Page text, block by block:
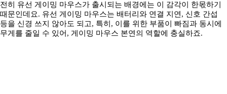
전히 유선 게이밍 마우스가 출시되는 배경에는 이 감각이 한몫하기
때문인데요. 유선 게이밍 마우스는 배터리와 연결 지연, 신호 간섭
등을 신경 쓰지 않아도 되고, 특히, 이를 위한 부품이 빠짐과 동시에
무게를 줄일 수 있어, 게이밍 마우스 본연의 역할에 충실하죠.